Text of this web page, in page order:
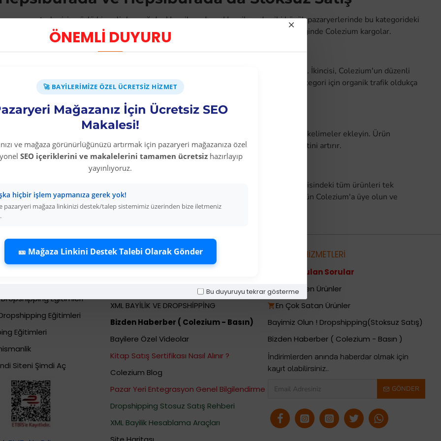
ÖNEMLİ DUYURU
🚀 BAYILERIMIZE ÖZEL ÜCRETSIZ HIZMET
Mağazanız İçin Ücretsiz SEO
Makalesi!
ve mağaza görünürlüğünüzü artırmak için pazaryeri mağazanıza özel
SEO içeriklerini ve makalelerini tamamen ücretsiz hazırlayıp
yayınlıyoruz.
hiçbir işlem yapmanıza gerek yok!
pazaryeri mağaza linkinizi destek/talep sistemimiz üzerinden bize iletmeniz
🎫 Mağaza Linkini Destek Talebi Olarak Gönder
Bu duyuruyu tekrar gösterme
yapan satıcılar için güçlü bir gelir kaynağıdır. Hepsiburada ve Hepsiburada gibi büyük pazaryerlerinde bu kategorideki
geniş tedarikçi ağıyla blender ürünlerini yüksek kâr marjıyla satış yapın, sipariş geldiğinde Colezium kargolar.
kritik avantajı vardır. Birincisi, stok yatırımı olmadığı için mali risk minimumdur. İkincisi, Colezium'un düzenli
yüksek marj elde edebilirsiniz. Üçüncüsü, Hepsiburada ve Hepsiburada'da bu kategori için organik trafik oldukça
Öneriler
dropshipping", "blender satın al" ve "blender uygun fiyat" gibi uzun kuyruk anahtar kelimeler ekleyin. Ürün
kargo süresini mutlaka belirtin. Bu detaylar iade oranını düşürür, müşteri memnuniyetini artırır.
Yönetim
blender stok ve fiyat değişiklikleri otomatik yansır.
kategorisindeki tüm ürünleri tek
Ütü,Su Isıtıcı&Kettlegibi ilgili kategorileri de ekleyerek portföyünüzü genişletin. Bugün Colezium'a üye olun ve
(Stoksuz
E\u011fitimleri
Eğitimleri
Eğitimleri
Eğitimleri
Siteni Şimdi Aç
Dropshipping Bayi Hizmetleri
Bayi Destek ve Talep Merkezi
XML BAYİLİK VE DROPSHİPPİNG
Bizden Haberber ( Colezium - Basın)
Bayilere Özel Videolar
Kitap Satış Sertifikası Nasıl Alınır ?
Colezium Blog
Pazar Yeri Entegrasyon Genel Bilgilendirme
Dropshipping Stosuz Satış Rehberi
XML Bayilik Hesablama Araçları
MÜŞTERİ HİZMETLERİ
Sıkça Sorulan Sorular
Yeni Gelen Ürünler
En Çok Satan Ürünler
Bayimiz Olun ! Dropshipping(Stoksuz Satış)
Bizden Haberber ( Colezium - Basın )
İndirimlerden anında haberdar olmak için
kayıt olabilirsiniz..
GÖNDER